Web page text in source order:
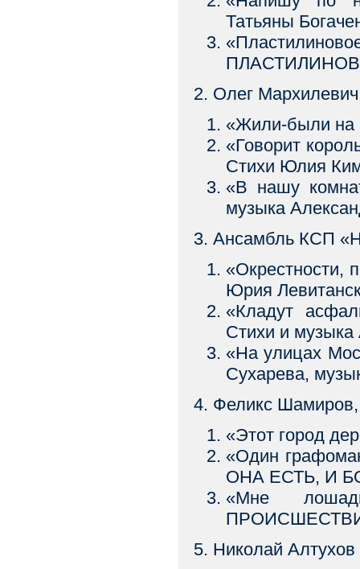
Татьяны
2. Олег
«Жили-были на
«Говорит
Стихи Юлия
«В нашу
музыка
3. Ансамбль КСП
«Окрестности,
Юрия
«Кладут
Стихи и
«На улицах
Сухарева,
4. Феликс
«Этот город
«Один
ОНА ЕСТЬ, И
«Мне
5. Николай